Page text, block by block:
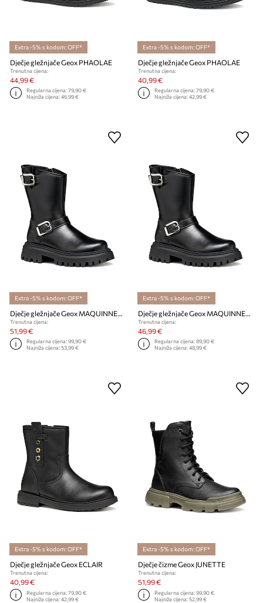
Extra -5% s kodom: OFF*
Dječje gležnjače Geox PHAOLAE
Trenutna cijena:
44,99 €
Regularna cijena:79,90 €
Najniža cijena:46,99 €
Extra -5% s kodom: OFF*
Dječje gležnjače Geox PHAOLAE
Trenutna cijena:
40,99 €
Regularna cijena:79,90 €
Najniža cijena:42,99 €
Extra -5% s kodom: OFF*
Dječje gležnjače Geox MAQUINNENS
Trenutna cijena:
51,99 €
Regularna cijena:99,90 €
Najniža cijena:53,99 €
Extra -5% s kodom: OFF*
Dječje gležnjače Geox MAQUINNENS
Trenutna cijena:
46,99 €
Regularna cijena:89,90 €
Najniža cijena:48,99 €
Extra -5% s kodom: OFF*
Dječje gležnjače Geox ECLAIR
Trenutna cijena:
40,99 €
Regularna cijena:79,90 €
Najniža cijena:42,99 €
Extra -5% s kodom: OFF*
Dječje čizme Geox JUNETTE
Trenutna cijena:
51,99 €
Regularna cijena:99,90 €
Najniža cijena:52,99 €